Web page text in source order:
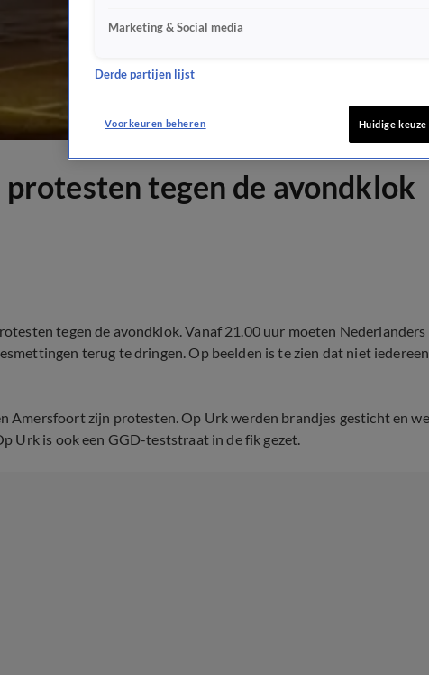
tegen de avondklok
tegen de avondklok. Vanaf 21.00 uur moeten Nederlanders
terug te dringen. Op beelden is te zien dat niet
Amersfoort zijn protesten. Op Urk werden brandjes gesticht en
Urk is ook een GGD-teststraat in de fik gezet.
Marketing & Social media
Derde partijen lijst
Voorkeuren beheren Huidige keuze